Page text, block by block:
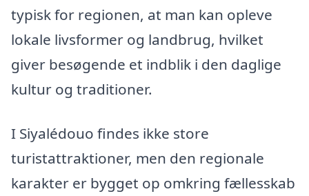
typisk for regionen, at man kan opleve
lokale livsformer og landbrug, hvilket
giver besøgende et indblik i den daglige
kultur og traditioner.
I Siyalédouo findes ikke store
turistattraktioner, men den regionale
karakter er bygget op omkring fællesskab